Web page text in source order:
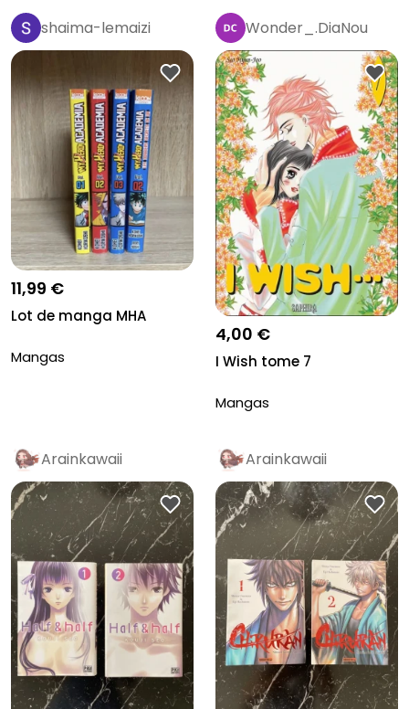
shaima-lemaizi
11,99 €
Lot de manga MHA
Mangas
Wonder_.DiaNou
4,00 €
I Wish tome 7
Mangas
Arainkawaii Arainkawaii